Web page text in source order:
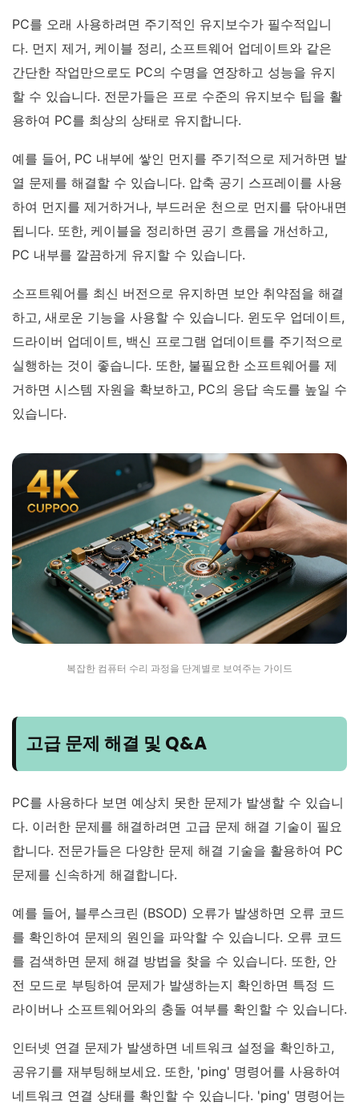
PC를 오래 사용하려면 주기적인 유지보수가 필수적입니
다. 먼지 제거, 케이블 정리, 소프트웨어 업데이트와 같은
간단한 작업만으로도 PC의 수명을 연장하고 성능을 유지
할 수 있습니다. 전문가들은 프로 수준의 유지보수 팁을 활
용하여 PC를 최상의 상태로 유지합니다.
예를 들어, PC 내부에 쌓인 먼지를 주기적으로 제거하면 발
열 문제를 해결할 수 있습니다. 압축 공기 스프레이를 사용
하여 먼지를 제거하거나, 부드러운 천으로 먼지를 닦아내면
됩니다. 또한, 케이블을 정리하면 공기 흐름을 개선하고,
PC 내부를 깔끔하게 유지할 수 있습니다.
소프트웨어를 최신 버전으로 유지하면 보안 취약점을 해결
하고, 새로운 기능을 사용할 수 있습니다. 윈도우 업데이트,
드라이버 업데이트, 백신 프로그램 업데이트를 주기적으로
실행하는 것이 좋습니다. 또한, 불필요한 소프트웨어를 제
거하면 시스템 자원을 확보하고, PC의 응답 속도를 높일 수
있습니다.
복잡한 컴퓨터 수리 과정을 단계별로 보여주는 가이드
고급 문제 해결 및 Q&A
PC를 사용하다 보면 예상치 못한 문제가 발생할 수 있습니
다. 이러한 문제를 해결하려면 고급 문제 해결 기술이 필요
합니다. 전문가들은 다양한 문제 해결 기술을 활용하여 PC
문제를 신속하게 해결합니다.
예를 들어, 블루스크린 (BSOD) 오류가 발생하면 오류 코드
를 확인하여 문제의 원인을 파악할 수 있습니다. 오류 코드
를 검색하면 문제 해결 방법을 찾을 수 있습니다. 또한, 안
전 모드로 부팅하여 문제가 발생하는지 확인하면 특정 드
라이버나 소프트웨어와의 충돌 여부를 확인할 수 있습니다.
인터넷 연결 문제가 발생하면 네트워크 설정을 확인하고,
공유기를 재부팅해보세요. 또한, 'ping' 명령어를 사용하여
네트워크 연결 상태를 확인할 수 있습니다. 'ping' 명령어는